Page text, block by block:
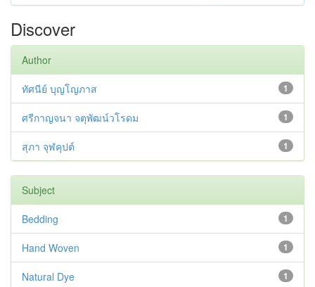
Discover
Author
1
ทัศนีย์ บุญโญภาส
1
ศรีกาญจนา จตุพัฒน์วโรดม
1
สุภา จุฬคุปต์
Subject
1
Bedding
1
Hand Woven
1
Natural Dye